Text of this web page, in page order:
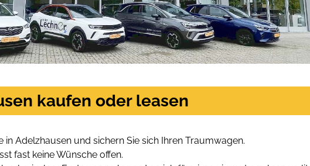
kaufen oder leasen
Adelzhausen und sichern Sie sich Ihren Traumwagen.
fast keine Wünsche offen.